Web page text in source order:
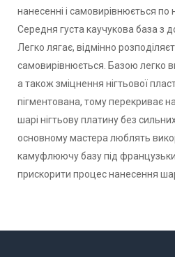
нанесенні і cамовирівнюється по
Середня густа каучукова база з
Легко лягає, відмінно
самовирівнюється. Базою легко
а також зміцнення нігтьової
пігментована, тому перекриває
шарі нігтьову платину без
основному мастера люблять
камуфлюючу базу під
прискорити процес нанесення